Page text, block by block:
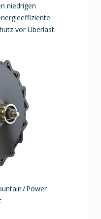
niedrigen
vor Überlast.
/ Power